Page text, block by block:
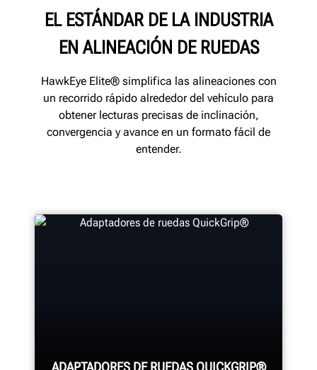
EL ESTÁNDAR DE LA INDUSTRIA
EN ALINEACIÓN DE RUEDAS
HawkEye Elite® simplifica las alineaciones con
un recorrido rápido alrededor del vehículo para
obtener lecturas precisas de inclinación,
convergencia y avance en un formato fácil de
entender.
ADAPTADORES DE RUEDAS QUICKGRIP®